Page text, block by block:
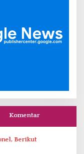
Komentar
Berikut